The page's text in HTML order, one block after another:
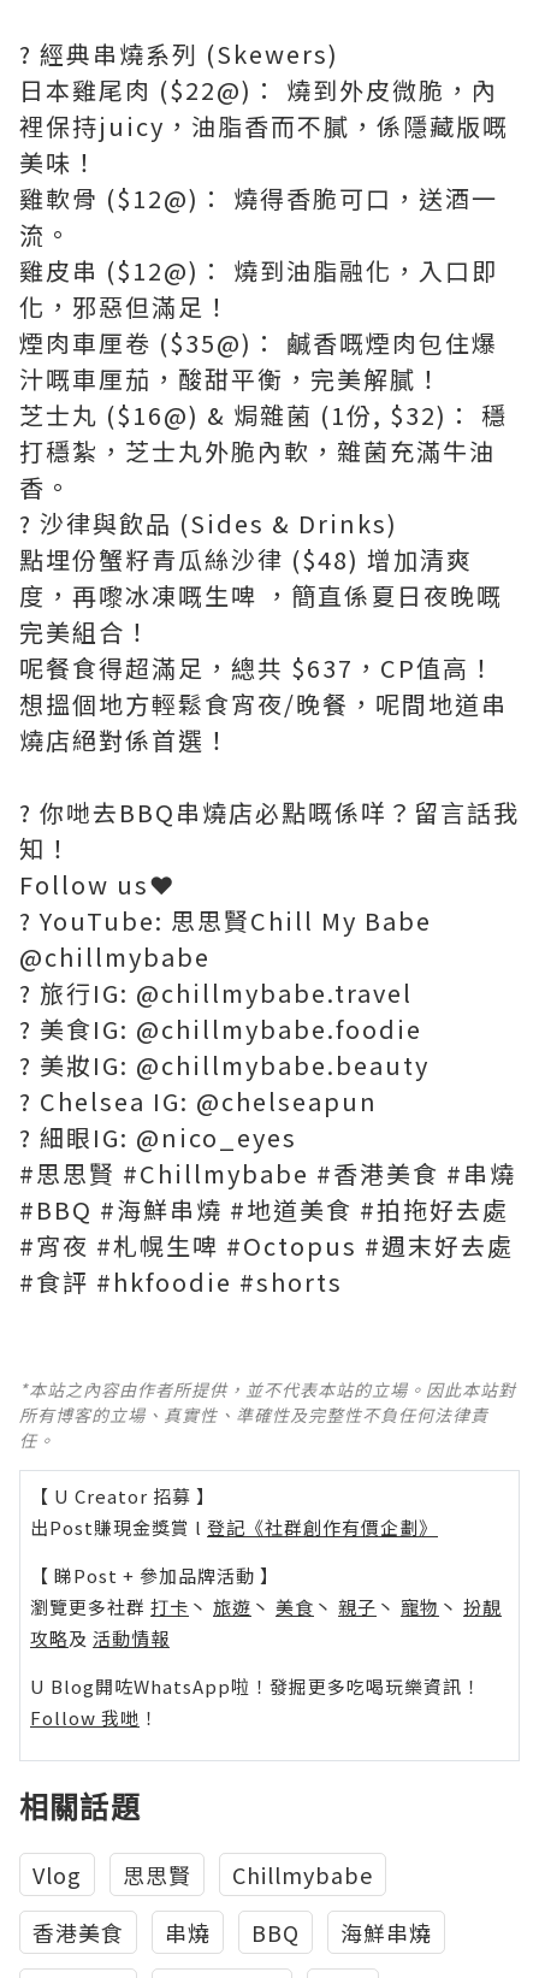
? 經典串燒系列 (Skewers)
日本雞尾肉 ($22@)： 燒到外皮微脆，內
裡保持juicy，油脂香而不膩，係隱藏版嘅
美味！
雞軟骨 ($12@)： 燒得香脆可口，送酒一
流。
雞皮串 ($12@)： 燒到油脂融化，入口即
化，邪惡但滿足！
煙肉車厘卷 ($35@)： 鹹香嘅煙肉包住爆
汁嘅車厘茄，酸甜平衡，完美解膩！
芝士丸 ($16@) & 焗雜菌 (1份, $32)： 穩
打穩紮，芝士丸外脆內軟，雜菌充滿牛油
香。
? 沙律與飲品 (Sides & Drinks)
點埋份蟹籽青瓜絲沙律 ($48) 增加清爽
度，再嚟冰凍嘅生啤 ，簡直係夏日夜晚嘅
完美組合！
呢餐食得超滿足，總共 $637，CP值高！
想搵個地方輕鬆食宵夜/晚餐，呢間地道串
燒店絕對係首選！
? 你哋去BBQ串燒店必點嘅係咩？留言話我
知！
Follow us❤️
? YouTube: 思思賢Chill My Babe
@chillmybabe
? 旅行IG: @chillmybabe.travel
? 美食IG: @chillmybabe.foodie
? 美妝IG: @chillmybabe.beauty
? Chelsea IG: @chelseapun
? 細眼IG: @nico_eyes
#思思賢 #Chillmybabe #香港美食 #串燒
#BBQ #海鮮串燒 #地道美食 #拍拖好去處
#宵夜 #札幌生啤 #Octopus #週末好去處
#食評 #hkfoodie #shorts
*本站之內容由作者所提供，並不代表本站的立場。因此本站對
所有博客的立場、真實性、準確性及完整性不負任何法律責
任。
【 U Creator 招募 】
出Post賺現金獎賞 l 登記《社群創作有價企劃》
【 睇Post + 參加品牌活動 】
瀏覽更多社群 打卡 丶 旅遊 丶 美食 丶 親子 丶 寵物 丶 扮靚
攻略及 活動情報
U Blog開咗WhatsApp啦！發掘更多吃喝玩樂資訊！
Follow 我哋 ！
相關話題
Vlog 思思賢
Chillmybabe
香港美食
串燒 BBQ
海鮮串燒